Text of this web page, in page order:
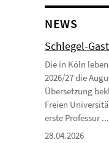
NEWS
Schlegel-
Die in Köln
2026/27 die
Übersetzung
Freien
erste Professur ...
28.04.2026